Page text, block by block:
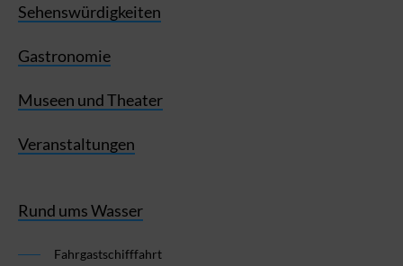
Sehenswürdigkeiten
Gastronomie
Museen und Theater
Veranstaltungen
Rund ums Wasser
Fahrgastschifffahrt